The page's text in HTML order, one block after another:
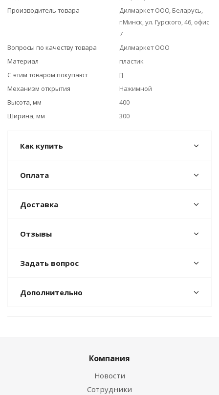
Производитель товара
Дилмаркет ООО, Беларусь,
г.Минск, ул. Гурского, 46, офис
7
Вопросы по качеству товара
Дилмаркет ООО
Материал
пластик
С этим товаром покупают
[]
Механизм открытия
Нажимной
Высота, мм
400
Ширина, мм
300
Как купить
Оплата
Доставка
Отзывы
Задать вопрос
Дополнительно
Компания
Новости
Сотрудники